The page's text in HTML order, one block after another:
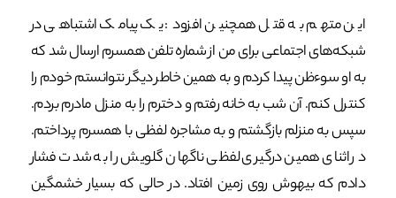
این متهم به قتل همچنین افزود: یک پیامک اشتباهی در
شبکه‌های اجتماعی برای من از شماره تلفن همسرم ارسال شد که
به او سوءظن پیدا کردم و به همین خاطر دیگر نتوانستم خودم را
کنترل کنم. آن شب به خانه رفتم و دخترم را به منزل مادرم بردم.
سپس به منزلم بازگشتم و به مشاجره لفظی با همسرم پرداختم.
در اثنای همین درگیری لفظی ناگهان گلویش را به شدت فشار
دادم که بیهوش روی زمین افتاد. در حالی که بسیار خشمگین